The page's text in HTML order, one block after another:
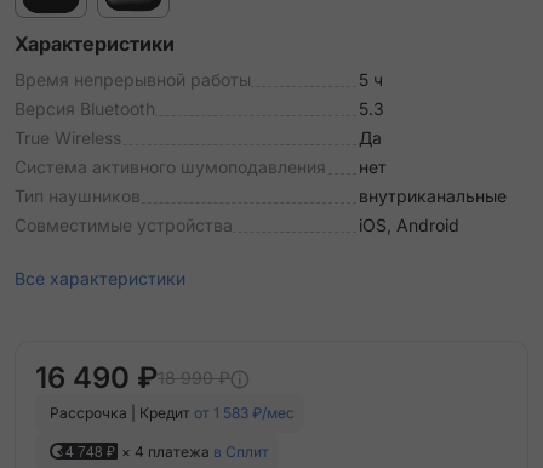
Характеристики
Время непрерывной работы
5 ч
Версия Bluetooth
5.3
True Wireless
Да
Система активного шумоподавления
нет
Тип наушников
внутриканальные
Совместимые устройства
iOS, Android
Все характеристики
16 490 ₽18 990 ₽
Рассрочка | Кредит от 1 583 ₽/мес
4 748 ₽ × 4 платежа в Сплит